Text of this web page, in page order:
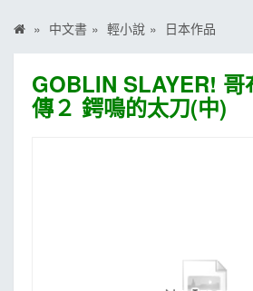
中文書 輕小說 日本作品
GOBLIN SLAYER! 哥
傳２ 鍔鳴的太刀(中)